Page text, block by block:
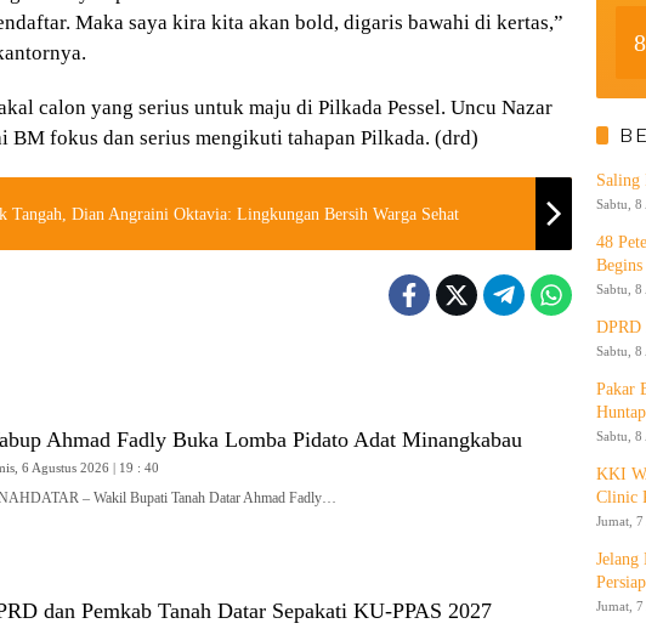
Maka saya kira kita akan bold, digaris bawahi di kertas,”
calon yang serius untuk maju di Pilkada Pessel. Uncu Nazar
BM fokus dan serius mengikuti tahapan Pilkada. (drd)
Tangah, Dian Angraini Oktavia: Lingkungan Bersih Warga Sehat
Ahmad Fadly Buka Lomba Pidato Adat Minangkabau
6 Agustus 2026 | 19 : 40
– Wakil Bupati Tanah Datar Ahmad Fadly…
dan Pemkab Tanah Datar Sepakati KU-PPAS 2027
8
Saling
Sabtu, 8
48
Sabtu, 8
DPRD
Sabtu, 8
Pakar
Sabtu, 8
KKI
Clinic
Jumat,
Jelang
Jumat,